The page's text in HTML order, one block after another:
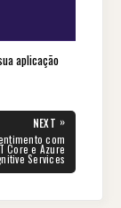
aplicação
NEXT »
com
Core e Azure
Services